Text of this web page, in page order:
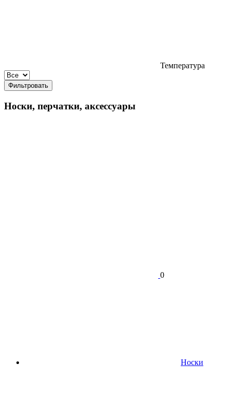
Температура
Фильтровать
Носки, перчатки, аксессуары
0
Носки